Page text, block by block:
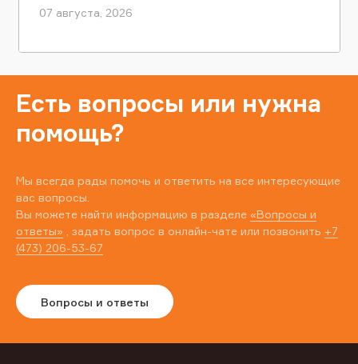
07 августа, 2026
Есть вопросы или нужна
помощь?
Мы всегда рады помочь и ответить на все интересующие
вас вопросы.
Вы можете найти информацию в разделе «Вопросы и
ответы» , задать вопрос в онлайн-чате или позвонить +7
(473) 206-53-67
Вопросы и ответы